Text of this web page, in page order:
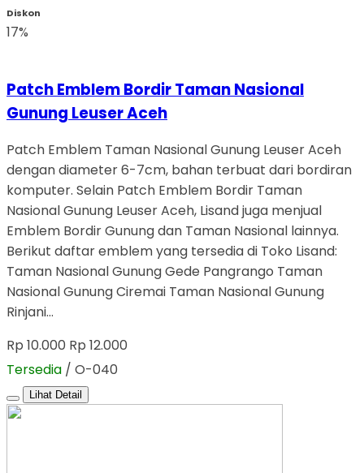
Diskon
17%
Patch Emblem Bordir Taman Nasional
Gunung Leuser Aceh
Patch Emblem Taman Nasional Gunung Leuser Aceh
dengan diameter 6-7cm, bahan terbuat dari bordiran
komputer. Selain Patch Emblem Bordir Taman
Nasional Gunung Leuser Aceh, Lisand juga menjual
Emblem Bordir Gunung dan Taman Nasional lainnya.
Berikut daftar emblem yang tersedia di Toko Lisand:
Taman Nasional Gunung Gede Pangrango Taman
Nasional Gunung Ciremai Taman Nasional Gunung
Rinjani…
Rp 10.000 Rp 12.000
Tersedia / O-040
Lihat Detail